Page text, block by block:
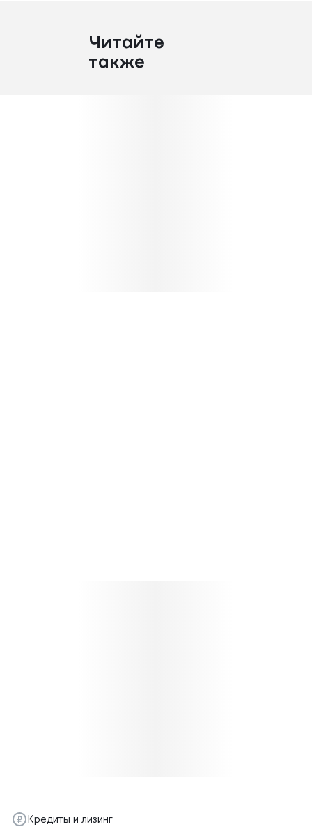
Читайте
также
Кредиты и лизинг